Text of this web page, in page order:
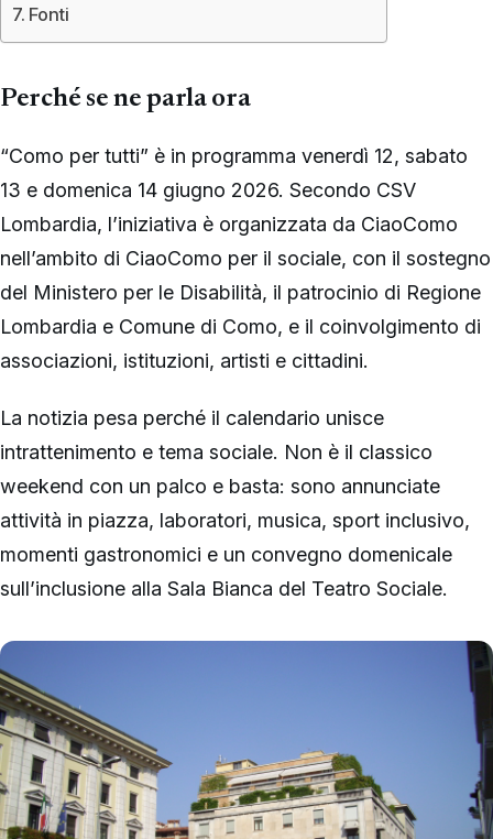
Fonti
Perché se ne parla ora
“Como per tutti” è in programma venerdì 12, sabato
13 e domenica 14 giugno 2026. Secondo CSV
Lombardia, l’iniziativa è organizzata da CiaoComo
nell’ambito di CiaoComo per il sociale, con il sostegno
del Ministero per le Disabilità, il patrocinio di Regione
Lombardia e Comune di Como, e il coinvolgimento di
associazioni, istituzioni, artisti e cittadini.
La notizia pesa perché il calendario unisce
intrattenimento e tema sociale. Non è il classico
weekend con un palco e basta: sono annunciate
attività in piazza, laboratori, musica, sport inclusivo,
momenti gastronomici e un convegno domenicale
sull’inclusione alla Sala Bianca del Teatro Sociale.